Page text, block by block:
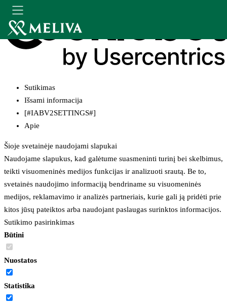
Sutikimas
Išsami informacija
[#IABV2SETTINGS#]
Apie
Šioje svetainėje naudojami slapukai
Naudojame slapukus, kad galėtume suasmeninti turinį bei skelbimus,
teikti visuomeninės medijos funkcijas ir analizuoti srautą. Be to,
svetainės naudojimo informaciją bendriname su visuomeninės
medijos, reklamavimo ir analizės partneriais, kurie gali ją pridėti prie
kitos jūsų pateiktos arba naudojant paslaugas surinktos informacijos.
Sutikimo pasirinkimas
Būtini
Nuostatos
Statistika